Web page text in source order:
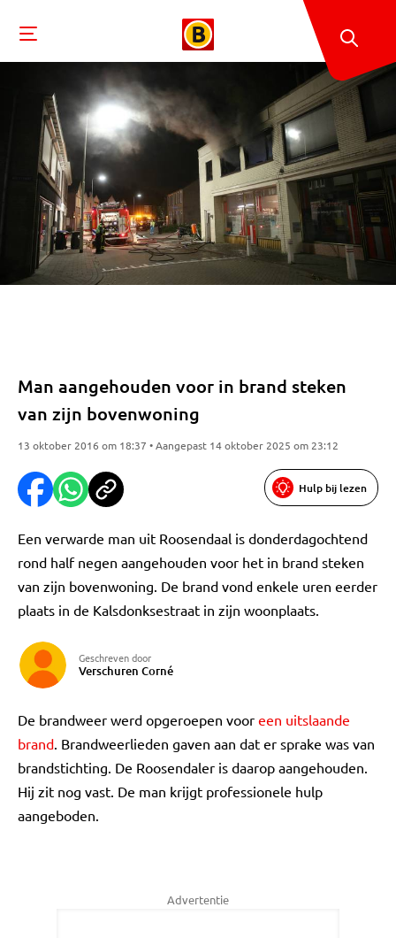
Man aangehouden voor in brand steken
van zijn bovenwoning
13 oktober 2016 om 18:37 • Aangepast 14 oktober 2025 om 23:12
Hulp bij lezen
Een verwarde man uit Roosendaal is donderdagochtend
rond half negen aangehouden voor het in brand steken
van zijn bovenwoning. De brand vond enkele uren eerder
plaats in de Kalsdonksestraat in zijn woonplaats.
Geschreven door
Verschuren Corné
De brandweer werd opgeroepen voor een uitslaande
brand. Brandweerlieden gaven aan dat er sprake was van
brandstichting. De Roosendaler is daarop aangehouden.
Hij zit nog vast. De man krijgt professionele hulp
aangeboden.
Advertentie